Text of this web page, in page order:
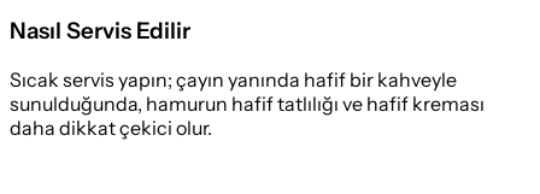
Nasıl Servis Edilir
Sıcak servis yapın; çayın yanında hafif bir kahveyle
sunulduğunda, hamurun hafif tatlılığı ve hafif kreması
daha dikkat çekici olur.